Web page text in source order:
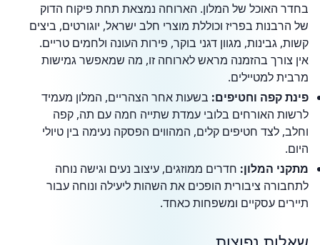
בחדר האוכל של המלון. הארוחה נמצאת תחת פיקוח הדוק
של הרבנות בפריז וכוללת מוצרי חלב ישראל, יוגורטים, ביצים
קשות, גבינות, מגוון דגני בוקר, פירות העונה ולחמים טריים.
אין צורך בהזמנה מראש לארוחה זו, מה שמאפשר גמישות
מרבית למטיילים.
פינת קפה וחטיפים: בשעות אחר הצהריים, המלון מעמיד
לרשות האורחים בלובי עמדת שתייה חמה עם תה, קפה
וחלב, לצד חטיפים קלים, המהווים הפסקה נעימה בין טיולי
היום.
מתקני המלון: חדרים ממוזגים, עיצוב נעים וגישה נוחה
לתחבורה ציבורית הופכים את השהות ליעילה ונוחה עבור
תיירים עסקיים ומשפחות כאחד.